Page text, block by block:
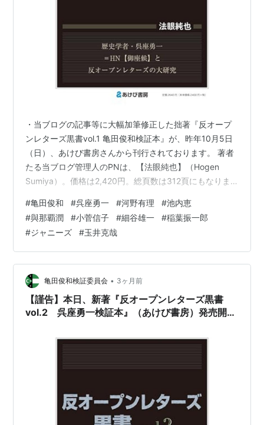
・当ブログの記事等に大幅加筆修正した拙著『反オープ
ンレターズ黒書vol.1 亀田俊和検証本』が、昨年10月5日
（日）、あけび書房さんから刊行されております。 著者
たる当ブログ管理人のPNは、【法眼純也】（Hogen
Sumiya）。価格は2,420円。総頁数は312頁にもなりま
黒書vol.1 亀田俊和検証本 作者:法眼純也 あけび書房
Amazon 恐縮ながら、拙著の書籍版は自費出版のため、
少部数であり、ご所望であれば……版元のあけび書房さん
の公式HPの他、Amazon、楽天ブックス、丸善ジュンク
堂書店等でお早めに…
#亀田俊和 #呉座勇一 #河野有理 #池内恵
#與那覇潤 #小菅信子 #細谷雄一 #稲葉振一郎
#ジャニーズ #玉井克哉
亀田俊和検証委員会 • 3ヶ月前
【謹告】本日、新著『反オープンレターズ黒書
vol.2 呉座勇一検証本』（あけび書房）発売開